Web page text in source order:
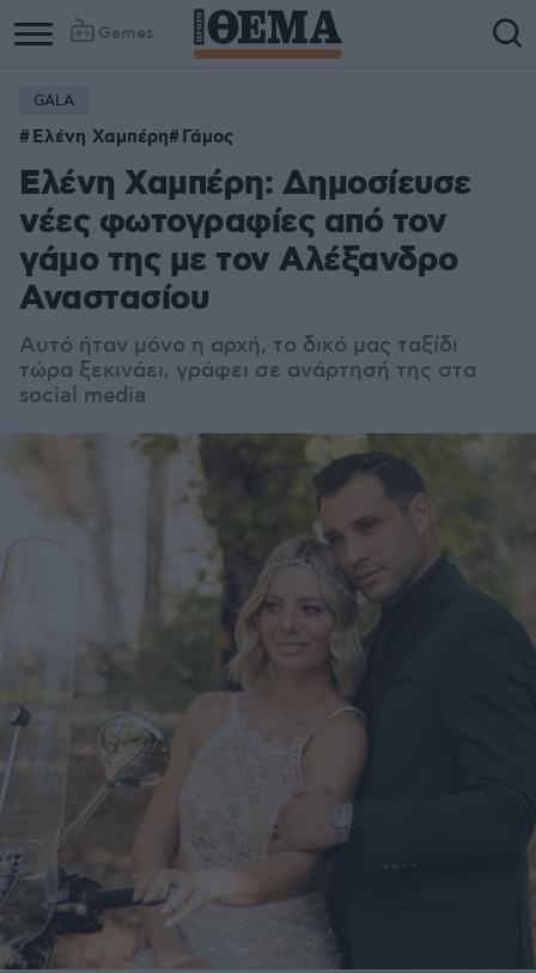
Games
GALA
Ελένη Χαμπέρη Γάμος
Ελένη Χαμπέρη: Δημοσίευσε
νέες φωτογραφίες από τον
γάμο της με τον Αλέξανδρο
Αναστασίου
Αυτό ήταν μόνο η αρχή, το δικό μας ταξίδι
τώρα ξεκινάει, γράφει σε ανάρτησή της στα
social media